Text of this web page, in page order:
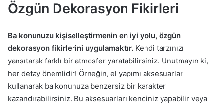
Özgün Dekorasyon Fikirleri
Balkonunuzu kişiselleştirmenin en iyi yolu, özgün
dekorasyon fikirlerini uygulamaktır. Kendi tarzınızı
yansıtarak farklı bir atmosfer yaratabilirsiniz. Unutmayın ki,
her detay önemlidir! Örneğin, el yapımı aksesuarlar
kullanarak balkonunuza benzersiz bir karakter
kazandırabilirsiniz. Bu aksesuarları kendiniz yapabilir veya